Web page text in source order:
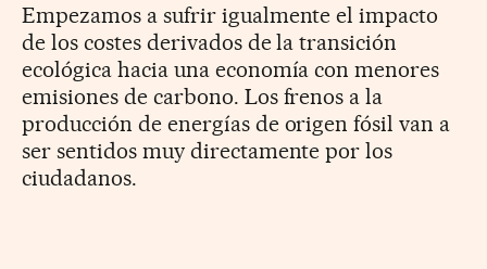
Empezamos a sufrir igualmente el impacto
de los costes derivados de la transición
ecológica hacia una economía con menores
emisiones de carbono. Los frenos a la
producción de energías de origen fósil van a
ser sentidos muy directamente por los
ciudadanos.